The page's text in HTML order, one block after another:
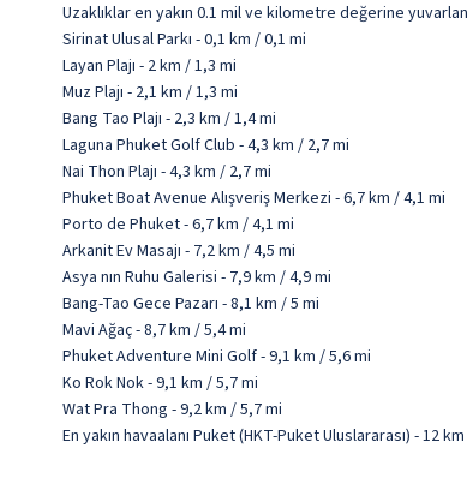
Uzaklıklar en yakın 0.1 mil ve kilometre değerine
Sirinat Ulusal Parkı - 0,1 km / 0,1 mi
Layan Plajı - 2 km / 1,3 mi
Muz Plajı - 2,1 km / 1,3 mi
Bang Tao Plajı - 2,3 km / 1,4 mi
Laguna Phuket Golf Club - 4,3 km / 2,7 mi
Nai Thon Plajı - 4,3 km / 2,7 mi
Phuket Boat Avenue Alışveriş Merkezi - 6,7 km / 4,1 mi
Porto de Phuket - 6,7 km / 4,1 mi
Arkanit Ev Masajı - 7,2 km / 4,5 mi
Asya nın Ruhu Galerisi - 7,9 km / 4,9 mi
Bang-Tao Gece Pazarı - 8,1 km / 5 mi
Mavi Ağaç - 8,7 km / 5,4 mi
Phuket Adventure Mini Golf - 9,1 km / 5,6 mi
Ko Rok Nok - 9,1 km / 5,7 mi
Wat Pra Thong - 9,2 km / 5,7 mi
En yakın havaalanı Puket (HKT-Puket Uluslararası) - 12